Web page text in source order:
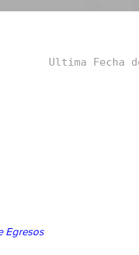
Ultima Fecha
Egresos